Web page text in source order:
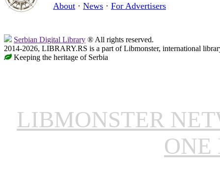
About · News · For Advertisers
Serbian Digital Library ® All rights reserved.
2014-2026, LIBRARY.RS is a part of Libmonster, international
Keeping the heritage of Serbia
LIBMONSTER
ONE